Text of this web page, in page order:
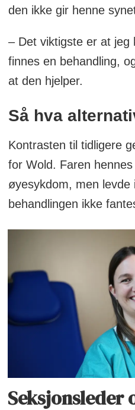
den ikke gir henne
– Det viktigste er at jeg
finnes en behandling,
at den hjelper.
Så hva
Kontrasten til tidligere
for Wold. Faren
øyesykdom, men levde
behandlingen ikke
Seksjonsleder